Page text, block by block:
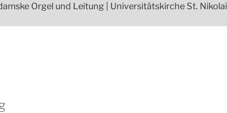
Orgel und Leitung | Universitätskirche St. Nikolai